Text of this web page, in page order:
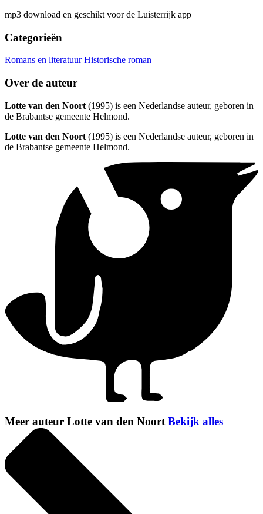
mp3 download en geschikt voor de Luisterrijk app
Categorieën
Romans en literatuur Historische roman
Over de auteur
Lotte van den Noort (1995) is een Nederlandse auteur, geboren in
de Brabantse gemeente Helmond.
Lotte van den Noort (1995) is een Nederlandse auteur, geboren in
de Brabantse gemeente Helmond.
Meer auteur Lotte van den Noort Bekijk alles